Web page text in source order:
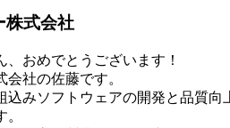
株式会社
おめでとうございます！
社の佐藤です。
込みソフトウェアの開発と品質向